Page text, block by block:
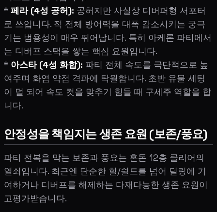
* 페라 (4성 공허): 공허지만 사실상 디버퍼형 서포터
로 쓰입니다. 적 전체 방어력을 대폭 감소시키는 궁극
기는 범용성이 매우 뛰어납니다. 특히 아케론 파티에서
는 디버프 스택을 쌓는 핵심 요원입니다.
* 아스타 (4성 화합): 파티 전체 속도를 극단적으로 높
여주며 화염 약점 격파에 탁월합니다. 초반 유물 세팅
이 덜 되어 속도 컷을 맞추기 힘들 때 구세주 역할을 합
니다.
안정성을 책임지는 생존 요원 (보존/풍요)
파티 전복을 막는 보존과 풍요는 혼돈 12층 클리어의
열쇠입니다. 최근엔 단순한 힐/쉴드를 넘어 딜링에 기
여하거나 디버프를 해제하는 다재다능한 생존 요원이
고평가받습니다.